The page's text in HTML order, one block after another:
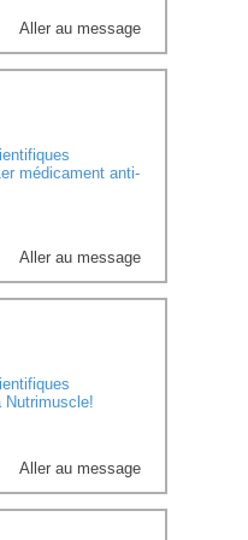
Aller au message
médicament anti-
Aller au message
Nutrimuscle!
Aller au message